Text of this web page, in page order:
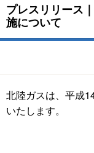
プレスリリース
施について
北陸ガスは、平成
いたします。